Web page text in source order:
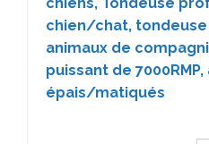
chien/chat,
animaux de
puissant de
épais/matiqués